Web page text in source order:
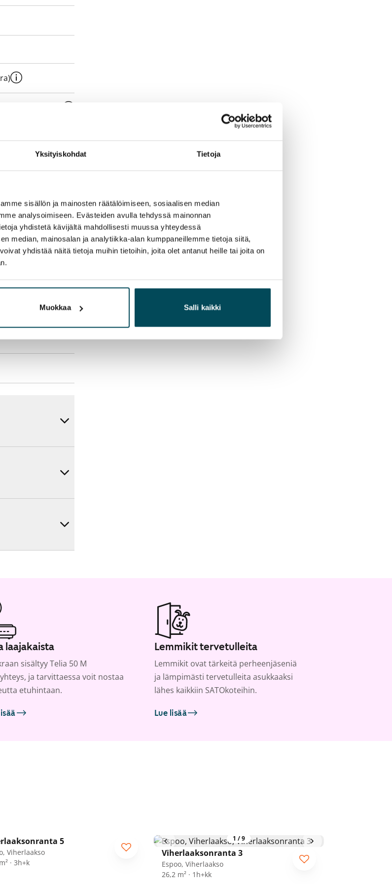
Yksityiskohdat Tietoja
sisällön ja mainosten räätälöimiseen, sosiaalisen median
analysoimiseen. Evästeiden avulla tehdyssä mainonnan
yhdistetä kävijältä mahdollisesti muussa yhteydessä
median, mainosalan ja analytiikka-alan kumppaneillemme tietoja siitä,
yhdistää näitä tietoja muihin tietoihin, joita olet antanut heille tai joita on
Muokkaa Salli kaikki
Voit
laajakaista
sisältyy Telia 50 M
ja tarvittaessa voit nostaa
etuhintaan.
Lemmikit tervetulleita
Lemmikit ovat tärkeitä perheenjäseniä
ja lämpimästi tervetulleita asukkaaksi
lähes kaikkiin SATOkoteihin.
Lue lisää
5
Viherlaakso
· 3h+k
1 /9
Viherlaaksonranta 3
Espoo, Viherlaakso
26,2 m² · 1h+kk